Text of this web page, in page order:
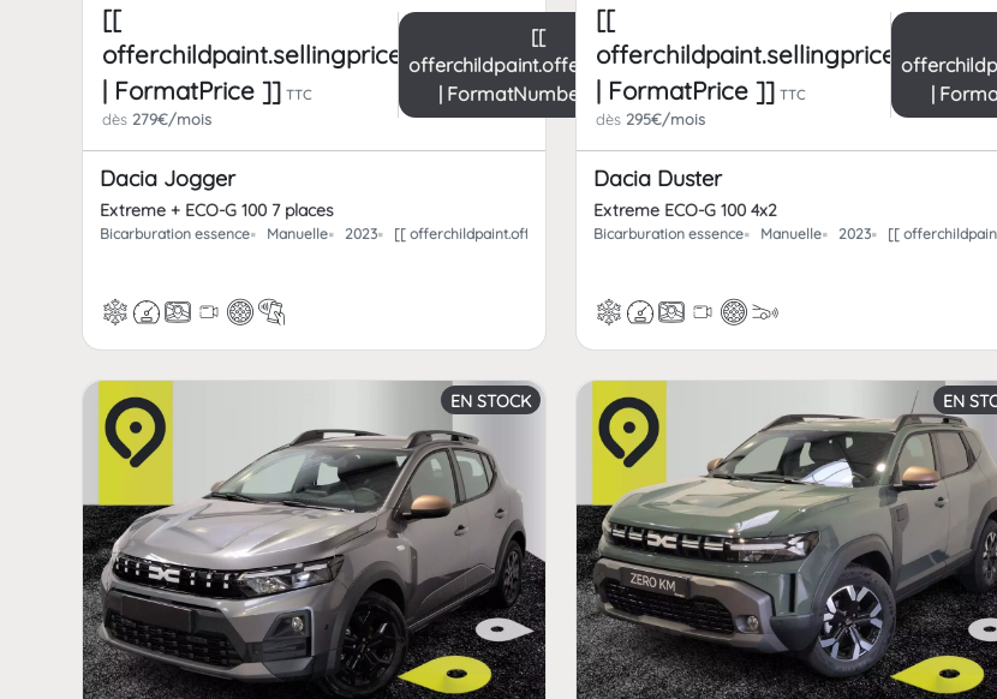
[[
offerchildpaint.sellingpricepart_ttc
| FormatPrice ]] TTC
dès 279€/mois
[[
offerchildpaint.offerchild_km
| FormatNumber ]] km
Dacia Jogger
Extreme + ECO-G 100 7 places
Bicarburation essence Manuelle 2023 [[ offerchildpaint.offerchild_km | FormatNumber ]] kms 7 places
[[
offerchildpaint.sellingpricepart_ttc
| FormatPrice ]] TTC
dès 295€/mois
|
Dacia Duster
Extreme ECO-G 100 4x2
Bicarburation essence Manuelle 2023 [[
EN STOCK EN